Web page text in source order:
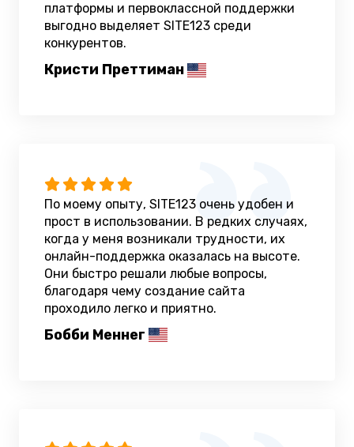
платформы и первоклассной поддержки
выгодно выделяет SITE123 среди
конкурентов.
Кристи Преттиман
По моему опыту, SITE123 очень удобен и
прост в использовании. В редких случаях,
когда у меня возникали трудности, их
онлайн-поддержка оказалась на высоте.
Они быстро решали любые вопросы,
благодаря чему создание сайта
проходило легко и приятно.
Бобби Меннег